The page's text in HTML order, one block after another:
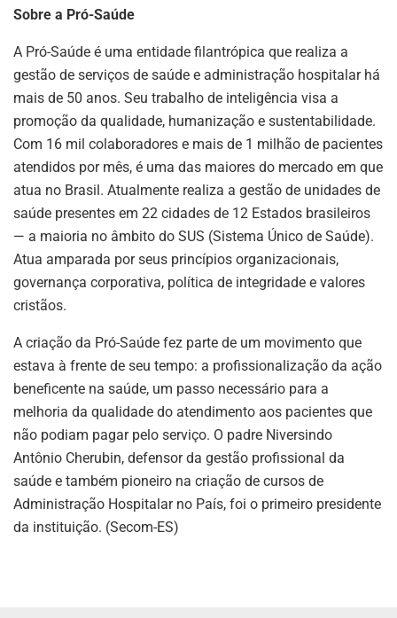
Sobre a Pró-Saúde
A Pró-Saúde é uma entidade filantrópica que realiza a
gestão de serviços de saúde e administração hospitalar há
mais de 50 anos. Seu trabalho de inteligência visa a
promoção da qualidade, humanização e sustentabilidade.
Com 16 mil colaboradores e mais de 1 milhão de pacientes
atendidos por mês, é uma das maiores do mercado em que
atua no Brasil. Atualmente realiza a gestão de unidades de
saúde presentes em 22 cidades de 12 Estados brasileiros
— a maioria no âmbito do SUS (Sistema Único de Saúde).
Atua amparada por seus princípios organizacionais,
governança corporativa, política de integridade e valores
cristãos.
A criação da Pró-Saúde fez parte de um movimento que
estava à frente de seu tempo: a profissionalização da ação
beneficente na saúde, um passo necessário para a
melhoria da qualidade do atendimento aos pacientes que
não podiam pagar pelo serviço. O padre Niversindo
Antônio Cherubin, defensor da gestão profissional da
saúde e também pioneiro na criação de cursos de
Administração Hospitalar no País, foi o primeiro presidente
da instituição. (Secom-ES)